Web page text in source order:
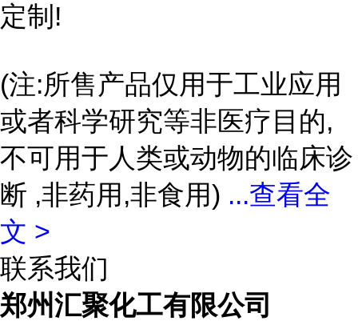
定制!
(注:所售产品仅用于工业应用
或者科学研究等非医疗目的,
不可用于人类或动物的临床诊
断 ,非药用,非食用) ...查看全
文 >
联系我们
郑州汇聚化工有限公司